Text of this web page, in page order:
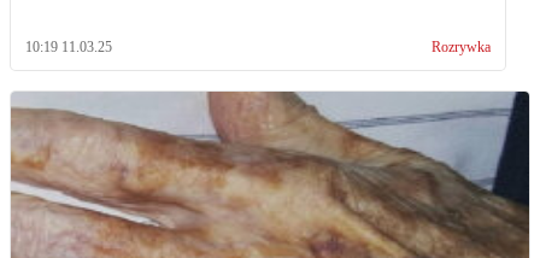
10:19 11.03.25 Rozrywka